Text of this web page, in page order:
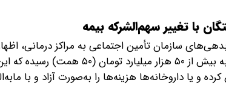
با تغییر سهم‌الشرکه بیمه
بدهی‌های سازمان تأمین اجتماعی به مراکز درمانی،
بیمارستان‌ها، مراکز درمانی و داروخانه‌ها
و یا داروخانه‌ها هزینه‌ها را به‌صورت آزاد و با